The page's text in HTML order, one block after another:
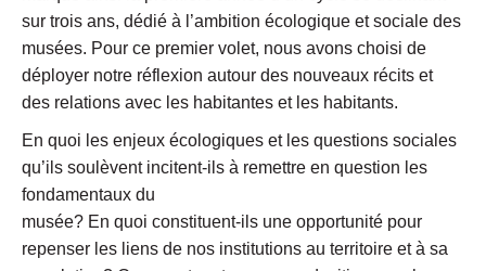
sur trois ans, dédié à l’ambition écologique et sociale des
musées. Pour ce premier volet, nous avons choisi de
déployer notre réflexion autour des nouveaux récits et
des relations avec les habitantes et les habitants.
En quoi les enjeux écologiques et les questions sociales
qu’ils soulèvent incitent-ils à remettre en question les
fondamentaux du
musée? En quoi constituent-ils une opportunité pour
repenser les liens de nos institutions au territoire et à sa